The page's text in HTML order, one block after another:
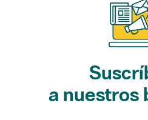
a nuestros